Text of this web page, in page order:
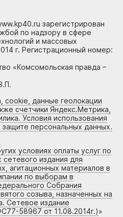
зарегистрирован
по надзору в сфере
и массовых
г. Регистрационный номер:
«Комсомольская правда –
cookie, данные геолокации
счетчики Яндекс.Метрика,
Условия использования
персональных данных.
условиях оплаты услуг по
издания для
агитационных материалов в
по выборам в
Собрания
созыва, назначенных на
Сетевое издание
58967 от 11.08.2014г.)»